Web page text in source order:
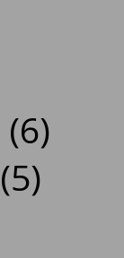
(6)
(5)